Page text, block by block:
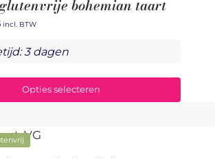
bohemian taart
incl. BTW
3 dagen
Opties selecteren